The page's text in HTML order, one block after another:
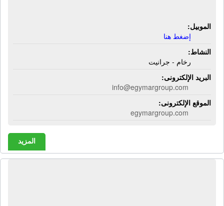
الموبيل:
إضغط هنا
النشاط:
رخام - جرانيت
البريد الإلكترونى:
info@egymargroup.com
الموقع الإلكترونى:
egymargroup.com
المزيد